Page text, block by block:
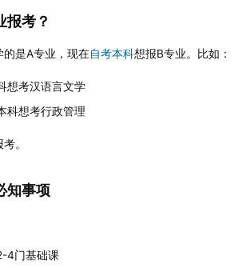
报考？
是A专业，现在自考本科想报B专业。比如：
想考汉语言文学
科想考行政管理
。
知事项
4门基础课